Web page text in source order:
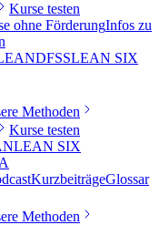
Kurse testen
ohne FörderungInfos zu
DFSSLEAN SIX
Methoden
Kurse testen
LEAN SIX
KurzbeiträgeGlossar
Methoden